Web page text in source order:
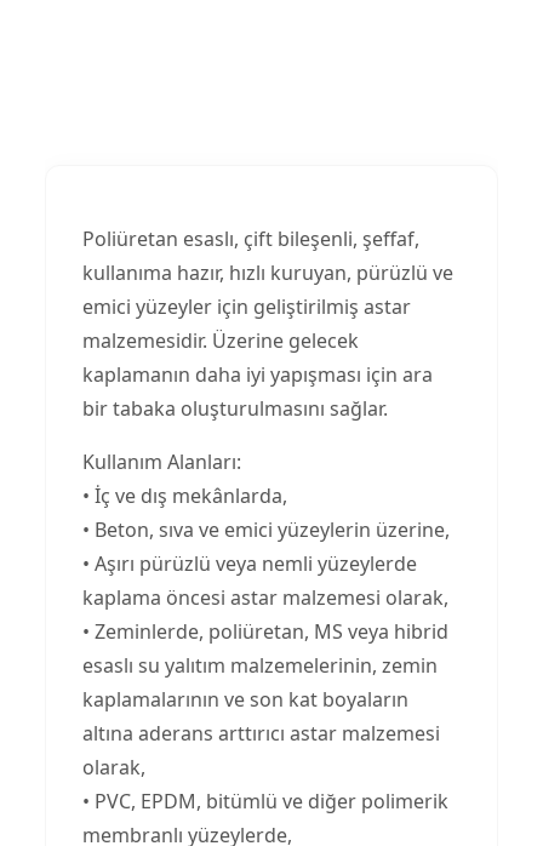
Poliüretan esaslı, çift bileşenli, şeffaf,
kullanıma hazır, hızlı kuruyan, pürüzlü ve
emici yüzeyler için geliştirilmiş astar
malzemesidir. Üzerine gelecek
kaplamanın daha iyi yapışması için ara
bir tabaka oluşturulmasını sağlar.
Kullanım Alanları:
• İç ve dış mekânlarda,
• Beton, sıva ve emici yüzeylerin üzerine,
• Aşırı pürüzlü veya nemli yüzeylerde
kaplama öncesi astar malzemesi olarak,
• Zeminlerde, poliüretan, MS veya hibrid
esaslı su yalıtım malzemelerinin, zemin
kaplamalarının ve son kat boyaların
altına aderans arttırıcı astar malzemesi
olarak,
• PVC, EPDM, bitümlü ve diğer polimerik
membranlı yüzeylerde,